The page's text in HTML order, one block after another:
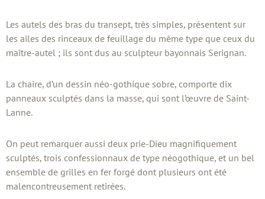
Les autels des bras du transept, très simples, présentent sur
les ailes des rinceaux de feuillage du même type que ceux du
maître-autel ; ils sont dus au sculpteur bayonnais Serignan.
La chaire, d’un dessin néo-gothique sobre, comporte dix
panneaux sculptés dans la masse, qui sont l’œuvre de Saint-
Lanne.
On peut remarquer aussi deux prie-Dieu magnifiquement
sculptés, trois confessionnaux de type néogothique, et un bel
ensemble de grilles en fer forgé dont plusieurs ont été
malencontreusement retirées.